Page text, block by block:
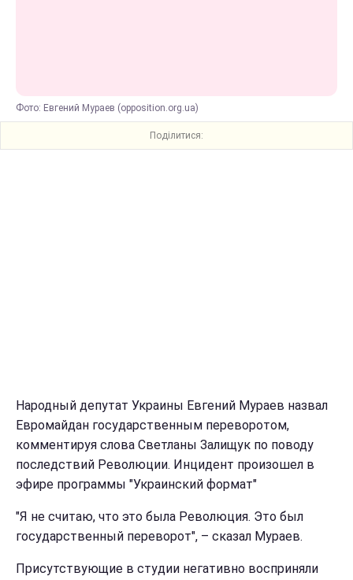
Фото: Евгений Мураев (opposition.org.ua)
Поділитися:
Народный депутат Украины Евгений Мураев назвал
Евромайдан государственным переворотом,
комментируя слова Светланы Залищук по поводу
последствий Революции. Инцидент произошел в
эфире программы "Украинский формат"
"Я не считаю, что это была Революция. Это был
государственный переворот", – сказал Мураев.
Присутствующие в студии негативно восприняли